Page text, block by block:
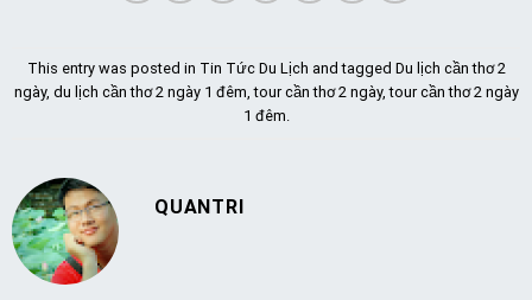
This entry was posted in Tin Tức Du Lịch and tagged Du lịch cần thơ 2
ngày, du lịch cần thơ 2 ngày 1 đêm ,tour cần thơ 2 ngày,tour cần thơ 2 ngày
1 đêm
QUANTRI